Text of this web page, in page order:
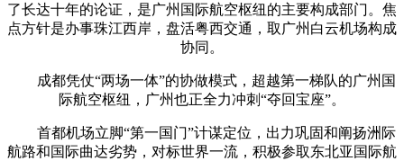
了长达十年的论证，是广州国际航空枢纽的主要构成部门。焦
点方针是办事珠江西岸，盘活粤西交通，取广州白云机场构成
协同。
成都凭仗“两场一体”的协做模式，超越第一梯队的广州国
际航空枢纽，广州也正全力冲刺“夺回宝座”。
首都机场立脚“第一国门”计谋定位，出力巩固和阐扬洲际
航路和国际曲达劣势，对标世界一流，积极参取东北亚国际航